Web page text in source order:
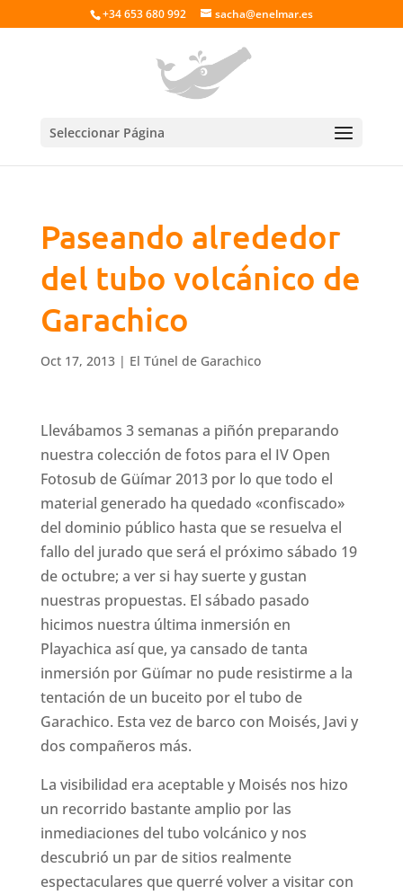
+34 653 680 992 sacha@enelmar.es
Seleccionar Página
Paseando alrededor
del tubo volcánico de
Garachico
Oct 17, 2013| El Túnel de Garachico
Llevábamos 3 semanas a piñón preparando
nuestra colección de fotos para el IV Open
Fotosub de Güímar 2013 por lo que todo el
material generado ha quedado «confiscado»
del dominio público hasta que se resuelva el
fallo del jurado que será el próximo sábado 19
de octubre; a ver si hay suerte y gustan
nuestras propuestas. El sábado pasado
hicimos nuestra última inmersión en
Playachica así que, ya cansado de tanta
inmersión por Güímar no pude resistirme a la
tentación de un buceito por el tubo de
Garachico. Esta vez de barco con Moisés, Javi y
dos compañeros más.
La visibilidad era aceptable y Moisés nos hizo
un recorrido bastante amplio por las
inmediaciones del tubo volcánico y nos
descubrió un par de sitios realmente
espectaculares que querré volver a visitar con